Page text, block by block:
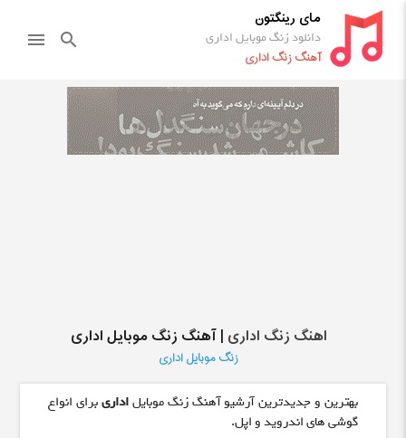
مای رینگتون
دانلود زنگ موبایل اداری
آهنگ زنگ اداری
search
menu
اهنگ زنگ اداری | آهنگ زنگ موبایل اداری
زنگ موبایل اداری
بهترین و جدیدترین آرشیو آهنگ زنگ موبایلاداریبرای انواع
گوشی های اندروید و اپل.